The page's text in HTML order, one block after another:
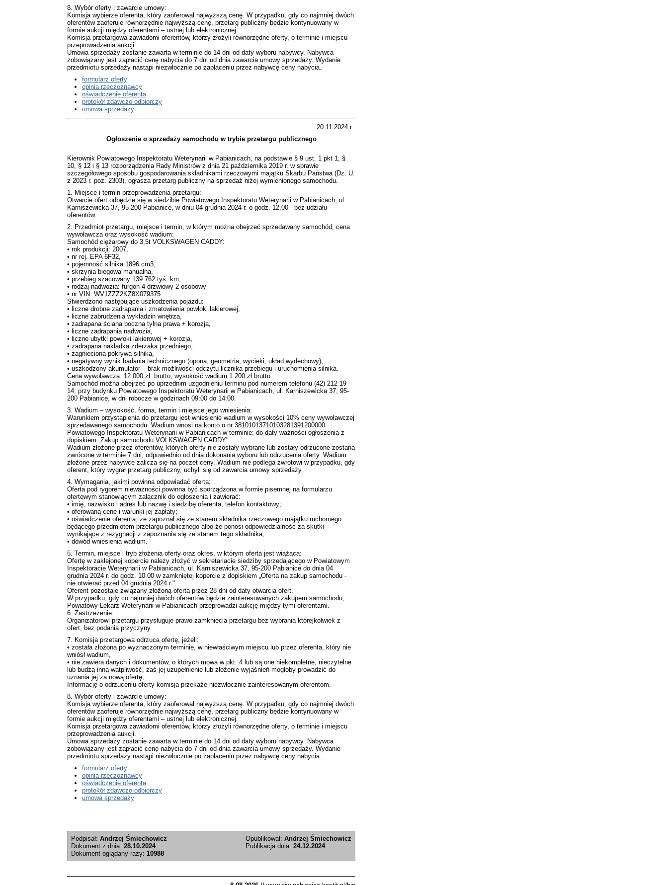
8. Wybór oferty i zawarcie umowy:
Komisja wybierze oferenta, który zaoferował najwyższą cenę. W przypadku, gdy co najmniej dwóch
oferentów zaoferuje równorzędnie najwyższą cenę, przetarg publiczny będzie kontynuowany w
formie aukcji między oferentami – ustnej lub elektronicznej.
Komisja przetargowa zawiadomi oferentów, którzy złożyli równorzędne oferty, o terminie i miejscu
przeprowadzenia aukcji.
Umowa sprzedaży zostanie zawarta w terminie do 14 dni od daty wyboru nabywcy. Nabywca
zobowiązany jest zapłacić cenę nabycia do 7 dni od dnia zawarcia umowy sprzedaży. Wydanie
przedmiotu sprzedaży nastąpi niezwłocznie po zapłaceniu przez nabywcę ceny nabycia.
formularz oferty
opinia rzeczoznawcy
oświadczenie oferenta
protokół zdawczo-odbiorczy
umowa sprzedaży
20.11.2024 r.
Ogłoszenie o sprzedaży samochodu w trybie przetargu publicznego
Kierownik Powiatowego Inspektoratu Weterynarii w Pabianicach, na podstawie § 9 ust. 1 pkt 1, §
10, § 12 i § 13 rozporządzenia Rady Ministrów z dnia 21 października 2019 r. w sprawie
szczegółowego sposobu gospodarowania składnikami rzeczowymi majątku Skarbu Państwa (Dz. U.
z 2023 r. poz. 2303), ogłasza przetarg publiczny na sprzedaż niżej wymienionego samochodu.
1. Miejsce i termin przeprowadzenia przetargu:
Otwarcie ofert odbędzie się w siedzibie Powiatowego Inspektoratu Weterynarii w Pabianicach, ul.
Karniszewicka 37, 95-200 Pabianice, w dniu 04 grudnia 2024 r. o godz. 12.00 - bez udziału
oferentów.
2. Przedmiot przetargu, miejsce i termin, w którym można obejrzeć sprzedawany samochód, cena
wywoławcza oraz wysokość wadium:
Samochód ciężarowy do 3,5t VOLKSWAGEN CADDY:
• rok produkcji: 2007,
• nr rej. EPA 6F32,
• pojemność silnika 1896 cm3,
• skrzynia biegowa manualna,
• przebieg szacowany 139 762 tyś. km,
• rodzaj nadwozia: furgon 4 drzwiowy 2 osobowy
• nr VIN: WV1ZZZ2KZ8X079375
Stwierdzono następujące uszkodzenia pojazdu:
• liczne drobne zadrapania i zmatowienia powłoki lakierowej,
• liczne zabrudzenia wykładzin wnętrza,
• zadrapana ściana boczna tylna prawa + korozja,
• liczne zadrapania nadwozia,
• liczne ubytki powłoki lakierowej + korozja,
• zadrapana nakładka zderzaka przedniego,
• zagnieciona pokrywa silnika,
• negatywny wynik badania technicznego (opona, geometria, wycieki, układ wydechowy),
• uszkodzony akumulator – brak możliwości odczytu licznika przebiegu i uruchomienia silnika.
Cena wywoławcza: 12 000 zł. brutto, wysokość wadium 1 200 zł brutto.
Samochód można obejrzeć po uprzednim uzgodnieniu terminu pod numerem telefonu (42) 212 19
14, przy budynku Powiatowego Inspektoratu Weterynarii w Pabianicach, ul. Karniszewicka 37, 95-
200 Pabianice, w dni robocze w godzinach 09:00 do 14:00.
3. Wadium – wysokość, forma, termin i miejsce jego wniesienia:
Warunkiem przystąpienia do przetargu jest wniesienie wadium w wysokości 10% ceny wywoławczej
sprzedawanego samochodu. Wadium wnosi na konto o nr 38101013710103281391200000
Powiatowego Inspektoratu Weterynarii w Pabianicach w terminie: do daty ważności ogłoszenia z
dopiskiem „Zakup samochodu VOLKSWAGEN CADDY".
Wadium złożone przez oferentów, których oferty nie zostały wybrane lub zostały odrzucone zostaną
zwrócone w terminie 7 dni, odpowiednio od dnia dokonania wyboru lub odrzucenia oferty. Wadium
złożone przez nabywcę zalicza się na poczet ceny. Wadium nie podlega zwrotowi w przypadku, gdy
oferent, który wygrał przetarg publiczny, uchyli się od zawarcia umowy sprzedaży.
4. Wymagania, jakimi powinna odpowiadać oferta:
Oferta pod rygorem nieważności powinna być sporządzona w formie pisemnej na formularzu
ofertowym stanowiącym załącznik do ogłoszenia i zawierać:
• imię, nazwisko i adres lub nazwę i siedzibę oferenta, telefon kontaktowy;
• oferowaną cenę i warunki jej zapłaty;
• oświadczenie oferenta, że zapoznał się ze stanem składnika rzeczowego majątku ruchomego
będącego przedmiotem przetargu publicznego albo że ponosi odpowiedzialność za skutki
wynikające z rezygnacji z zapoznania się ze stanem tego składnika,
• dowód wniesienia wadium.
5. Termin, miejsce i tryb złożenia oferty oraz okres, w którym oferta jest wiążąca:
Ofertę w zaklejonej kopercie należy złożyć w sekretariacie siedziby sprzedającego w Powiatowym
Inspektoracie Weterynarii w Pabianicach, ul. Karniszewicka 37, 95-200 Pabianice do dnia 04
grudnia 2024 r. do godz. 10.00 w zamkniętej kopercie z dopiskiem „Oferta na zakup samochodu -
nie otwierać przed 04 grudnia 2024 r.".
Oferent pozostaje związany złożoną ofertą przez 28 dni od daty otwarcia ofert.
W przypadku, gdy co najmniej dwóch oferentów będzie zainteresowanych zakupem samochodu,
Powiatowy Lekarz Weterynarii w Pabianicach przeprowadzi aukcję między tymi oferentami.
6. Zastrzeżenie:
Organizatorowi przetargu przysługuje prawo zamknięcia przetargu bez wybrania którejkolwiek z
ofert, bez podania przyczyny.
7. Komisja przetargowa odrzuca ofertę, jeżeli:
• została złożona po wyznaczonym terminie, w niewłaściwym miejscu lub przez oferenta, który nie
wniósł wadium,
• nie zawiera danych i dokumentów, o których mowa w pkt. 4 lub są one niekompletne, nieczytelne
lub budzą inną wątpliwość, zaś jej uzupełnienie lub złożenie wyjaśnień mogłoby prowadzić do
uznania jej za nową ofertę,
Informację o odrzuceniu oferty komisja przekaże niezwłocznie zainteresowanym oferentom.
8. Wybór oferty i zawarcie umowy:
Komisja wybierze oferenta, który zaoferował najwyższą cenę. W przypadku, gdy co najmniej dwóch
oferentów zaoferuje równorzędnie najwyższą cenę, przetarg publiczny będzie kontynuowany w
formie aukcji między oferentami – ustnej lub elektronicznej.
Komisja przetargowa zawiadomi oferentów, którzy złożyli równorzędne oferty, o terminie i miejscu
przeprowadzenia aukcji.
Umowa sprzedaży zostanie zawarta w terminie do 14 dni od daty wyboru nabywcy. Nabywca
zobowiązany jest zapłacić cenę nabycia do 7 dni od dnia zawarcia umowy sprzedaży. Wydanie
przedmiotu sprzedaży nastąpi niezwłocznie po zapłaceniu przez nabywcę ceny nabycia.
formularz oferty
opinia rzeczoznawcy
oświadczenie oferenta
protokół zdawczo-odbiorczy
umowa sprzedaży
Opublikował: Andrzej Śmiechowicz
Publikacja dnia: 24.12.2024
Podpisał: Andrzej Śmiechowicz
Dokument z dnia: 28.10.2024
Dokument oglądany razy: 10988